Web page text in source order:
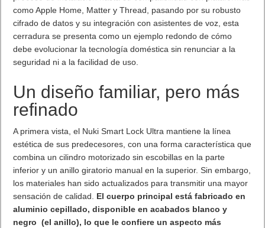
como Apple Home, Matter y Thread, pasando por su robusto
cifrado de datos y su integración con asistentes de voz, esta
cerradura se presenta como un ejemplo redondo de cómo
debe evolucionar la tecnología doméstica sin renunciar a la
seguridad ni a la facilidad de uso.
Un diseño familiar, pero más
refinado
A primera vista, el Nuki Smart Lock Ultra mantiene la línea
estética de sus predecesores, con una forma característica que
combina un cilindro motorizado sin escobillas en la parte
inferior y un anillo giratorio manual en la superior. Sin embargo,
los materiales han sido actualizados para transmitir una mayor
sensación de calidad. El cuerpo principal está fabricado en
aluminio cepillado, disponible en acabados blanco y
negro (el anillo), lo que le confiere un aspecto más